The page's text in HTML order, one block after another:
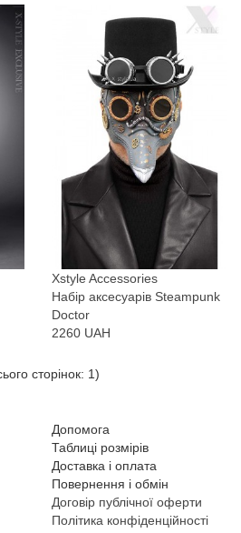
Xstyle Accessories
Набір аксесуарів Steampunk
Doctor
2260 UAH
сторінок: 1)
Допомога
Таблиці розмірів
Доставка і оплата
Повернення і обмін
Договір публічної оферти
Політика конфіденційності